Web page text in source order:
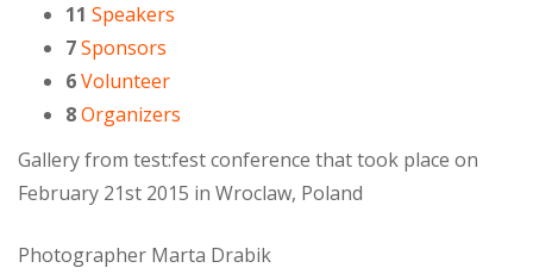
11 Speakers
7Sponsors
6Volunteer
8Organizers
Gallery from test:fest conference that took place on
February 21st 2015 in Wroclaw, Poland
Photographer Marta Drabik